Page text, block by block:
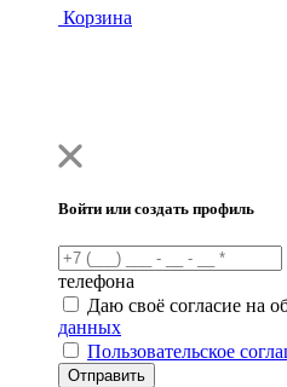
Корзина
Войти или создать профиль
телефона
Даю своё согласие на
данных
Пользовательское
Отправить